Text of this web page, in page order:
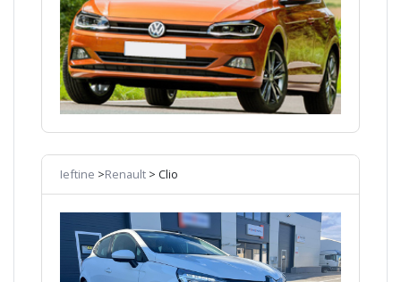
Ieftine >Renault > Clio